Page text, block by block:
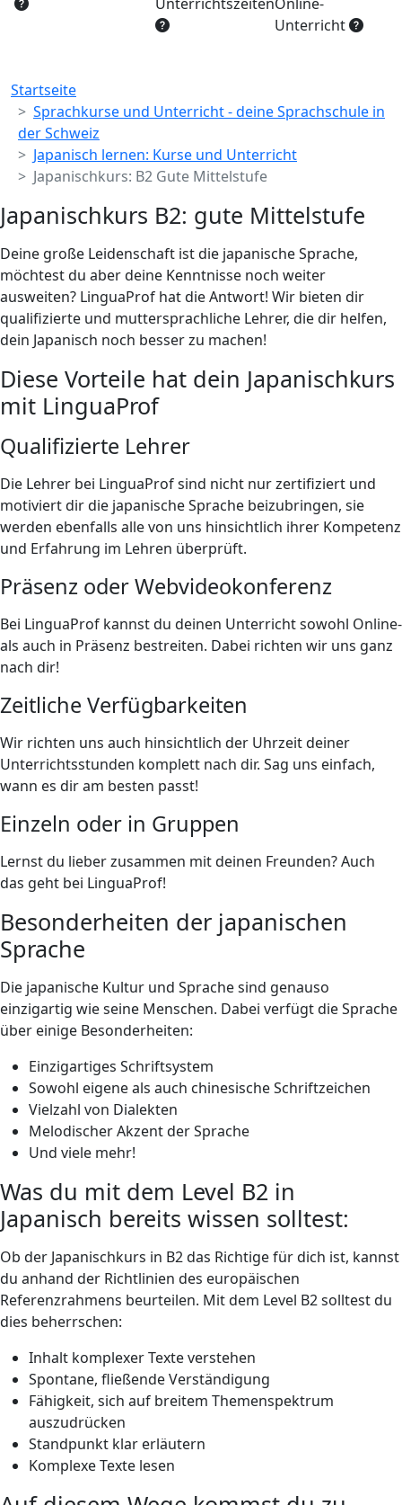
Unterricht
Breadcrumb
Startseite
Sprachkurse und Unterricht - deine Sprachschule in
der Schweiz
Japanisch lernen: Kurse und Unterricht
Japanischkurs: B2 Gute Mittelstufe
Japanischkurs B2: gute Mittelstufe
Deine große Leidenschaft ist die japanische Sprache,
möchtest du aber deine Kenntnisse noch weiter
ausweiten? LinguaProf hat die Antwort! Wir bieten dir
qualifizierte und muttersprachliche Lehrer, die dir helfen,
dein Japanisch noch besser zu machen!
Diese Vorteile hat dein Japanischkurs
mit LinguaProf
Qualifizierte Lehrer
Die Lehrer bei LinguaProf sind nicht nur zertifiziert und
motiviert dir die japanische Sprache beizubringen, sie
werden ebenfalls alle von uns hinsichtlich ihrer Kompetenz
und Erfahrung im Lehren überprüft.
Präsenz oder Webvideokonferenz
Bei LinguaProf kannst du deinen Unterricht sowohl Online-
als auch in Präsenz bestreiten. Dabei richten wir uns ganz
nach dir!
Zeitliche Verfügbarkeiten
Wir richten uns auch hinsichtlich der Uhrzeit deiner
Unterrichtsstunden komplett nach dir. Sag uns einfach,
wann es dir am besten passt!
Einzeln oder in Gruppen
Lernst du lieber zusammen mit deinen Freunden? Auch
das geht bei LinguaProf!
Besonderheiten der japanischen
Sprache
Die japanische Kultur und Sprache sind genauso
einzigartig wie seine Menschen. Dabei verfügt die Sprache
über einige Besonderheiten:
Einzigartiges Schriftsystem
Sowohl eigene als auch chinesische Schriftzeichen
Vielzahl von Dialekten
Melodischer Akzent der Sprache
Und viele mehr!
Was du mit dem Level B2 in
Japanisch bereits wissen solltest:
Ob der Japanischkurs in B2 das Richtige für dich ist, kannst
du anhand der Richtlinien des europäischen
Referenzrahmens beurteilen. Mit dem Level B2 solltest du
dies beherrschen:
Inhalt komplexer Texte verstehen
Spontane, fließende Verständigung
Fähigkeit, sich auf breitem Themenspektrum
auszudrücken
Standpunkt klar erläutern
Komplexe Texte lesen